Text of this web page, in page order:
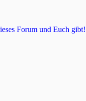
Forum und Euch gibt!